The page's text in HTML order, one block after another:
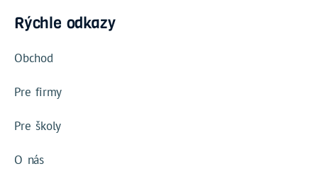
Rýchle odkazy
Obchod
Pre firmy
Pre školy
O nás